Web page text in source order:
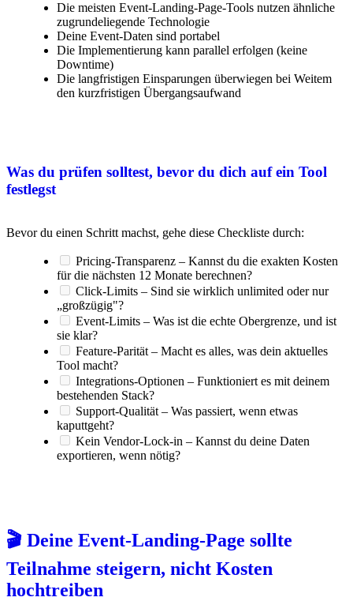
Die meisten Event-Landing-Page-Tools nutzen ähnliche
zugrundeliegende Technologie
Deine Event-Daten sind portabel
Die Implementierung kann parallel erfolgen (keine
Downtime)
Die langfristigen Einsparungen überwiegen bei Weitem
den kurzfristigen Übergangsaufwand
Was du prüfen solltest, bevor du dich auf ein Tool
festlegst
Bevor du einen Schritt machst, gehe diese Checkliste durch:
Pricing-Transparenz – Kannst du die exakten Kosten
für die nächsten 12 Monate berechnen?
Click-Limits – Sind sie wirklich unlimited oder nur
„großzügig"?
Event-Limits – Was ist die echte Obergrenze, und ist
sie klar?
Feature-Parität – Macht es alles, was dein aktuelles
Tool macht?
Integrations-Optionen – Funktioniert es mit deinem
bestehenden Stack?
Support-Qualität – Was passiert, wenn etwas
kaputtgeht?
Kein Vendor-Lock-in – Kannst du deine Daten
exportieren, wenn nötig?
🎬 Deine Event-Landing-Page sollte
Teilnahme steigern, nicht Kosten
hochtreiben